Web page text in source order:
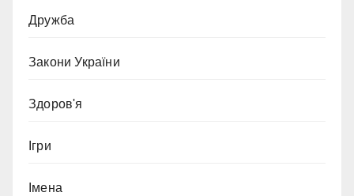
Дружба
Закони України
Здоров'я
Ігри
Імена